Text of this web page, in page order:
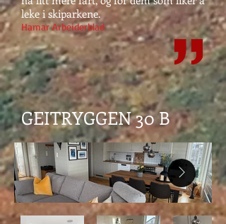
leke i skiparkene.
Hamar Arbeiderblad
GEITRYGGEN 30 B